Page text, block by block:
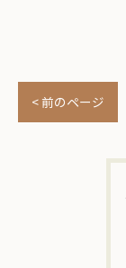
< 前のページ